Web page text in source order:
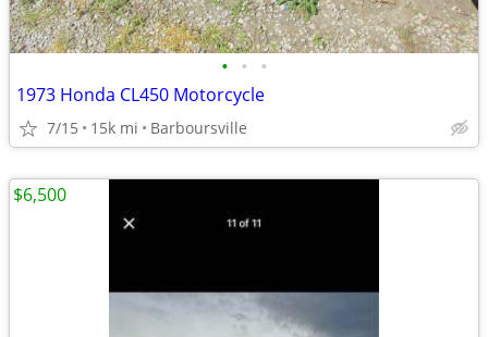
• • •
1973 Honda CL450 Motorcycle
7/15 15k mi Barboursville
$6,500